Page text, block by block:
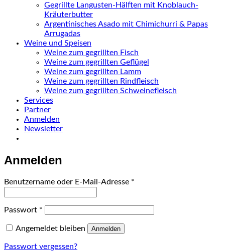
Gegrillte Langusten-Hälften mit Knoblauch-
Kräuterbutter
Argentinisches Asado mit Chimichurri & Papas
Arrugadas
Weine und Speisen
Weine zum gegrillten Fisch
Weine zum gegrillten Geflügel
Weine zum gegrillten Lamm
Weine zum gegrillten Rindfleisch
Weine zum gegrillten Schweinefleisch
Services
Partner
Anmelden
Newsletter
Anmelden
Benutzername oder E-Mail-Adresse *
Passwort *
Angemeldet bleiben Anmelden
Passwort vergessen?